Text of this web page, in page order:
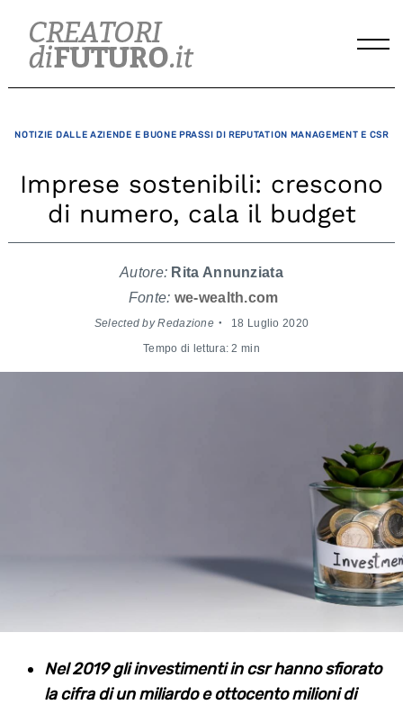
content
NOTIZIE DALLE AZIENDE E BUONE PRASSI DI REPUTATION MANAGEMENT E CSR
Imprese sostenibili: crescono
di numero, cala il budget
Autore: Rita Annunziata
Fonte: we-wealth.com
Selected by Redazione 18 Luglio 2020
Tempo di lettura: 2 min
Nel 2019 gli investimenti in csr hanno sfiorato
la cifra di un miliardo e ottocento milioni di